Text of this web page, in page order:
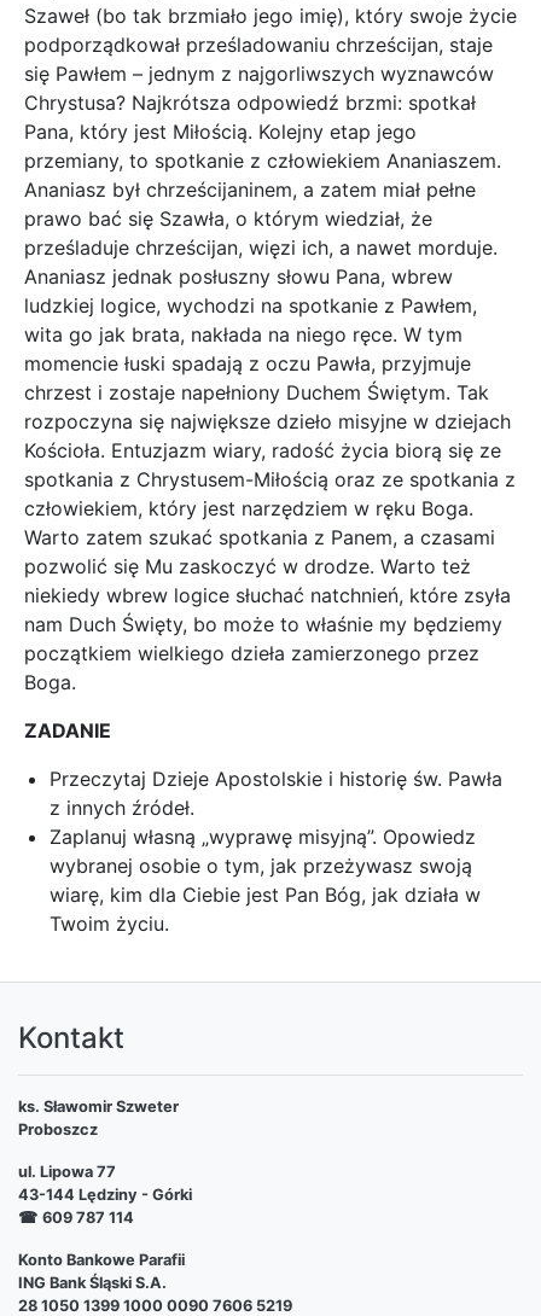
Szaweł (bo tak brzmiało jego imię), który swoje życie
podporządkował prześladowaniu chrześcijan, staje
się Pawłem – jednym z najgorliwszych wyznawców
Chrystusa? Najkrótsza odpowiedź brzmi: spotkał
Pana, który jest Miłością. Kolejny etap jego
przemiany, to spotkanie z człowiekiem Ananiaszem.
Ananiasz był chrześcijaninem, a zatem miał pełne
prawo bać się Szawła, o którym wiedział, że
prześladuje chrześcijan, więzi ich, a nawet morduje.
Ananiasz jednak posłuszny słowu Pana, wbrew
ludzkiej logice, wychodzi na spotkanie z Pawłem,
wita go jak brata, nakłada na niego ręce. W tym
momencie łuski spadają z oczu Pawła, przyjmuje
chrzest i zostaje napełniony Duchem Świętym. Tak
rozpoczyna się największe dzieło misyjne w dziejach
Kościoła. Entuzjazm wiary, radość życia biorą się ze
spotkania z Chrystusem-Miłością oraz ze spotkania z
człowiekiem, który jest narzędziem w ręku Boga.
Warto zatem szukać spotkania z Panem, a czasami
pozwolić się Mu zaskoczyć w drodze. Warto też
niekiedy wbrew logice słuchać natchnień, które zsyła
nam Duch Święty, bo może to właśnie my będziemy
początkiem wielkiego dzieła zamierzonego przez
Boga.
ZADANIE
Przeczytaj Dzieje Apostolskie i historię św. Pawła
z innych źródeł.
Zaplanuj własną „wyprawę misyjną”. Opowiedz
wybranej osobie o tym, jak przeżywasz swoją
wiarę, kim dla Ciebie jest Pan Bóg, jak działa w
Twoim życiu.
Kontakt
ks. Sławomir Szweter
Proboszcz
ul. Lipowa 77
43-144 Lędziny - Górki
☎ 609 787 114
Konto Bankowe Parafii
ING Bank Śląski S.A.
28 1050 1399 1000 0090 7606 5219